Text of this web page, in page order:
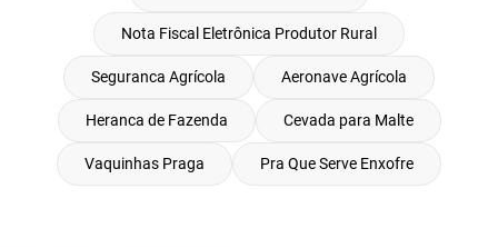
Nota Fiscal Eletrônica Produtor Rural
Seguranca Agrícola Aeronave Agrícola
Heranca de Fazenda Cevada para Malte
Vaquinhas Praga Pra Que Serve Enxofre